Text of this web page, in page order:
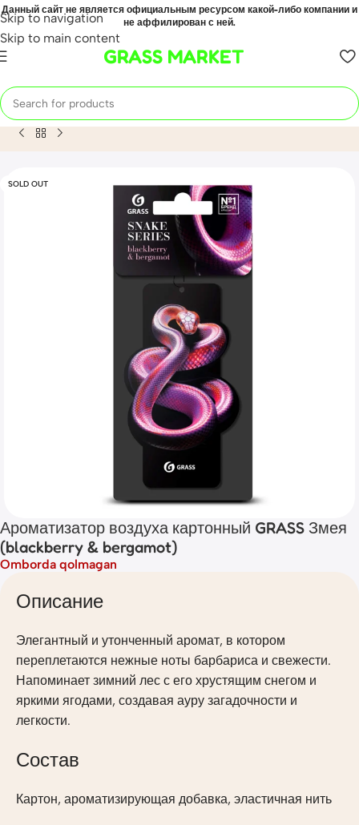
Skip to navigation
Skip to main content
Данный сайт не является официальным ресурсом какой-либо компании и
не аффилирован с ней.
GRASS MARKET
Home Mahsulot Ароматизатор воздуха картонный
SOLD OUT
Ароматизатор воздуха картонный GRASS Змея
(blackberry & bergamot)
Omborda qolmagan
Описание
Элегантный и утонченный аромат, в котором
переплетаются нежные ноты барбариса и свежести.
Напоминает зимний лес с его хрустящим снегом и
яркими ягодами, создавая ауру загадочности и
легкости.
Состав
Картон, ароматизирующая добавка, эластичная нить